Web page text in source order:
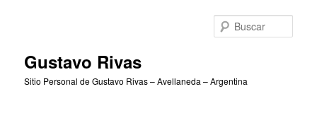
Gustavo Rivas
Sitio Personal de Gustavo Rivas – Avellaneda – Argentina